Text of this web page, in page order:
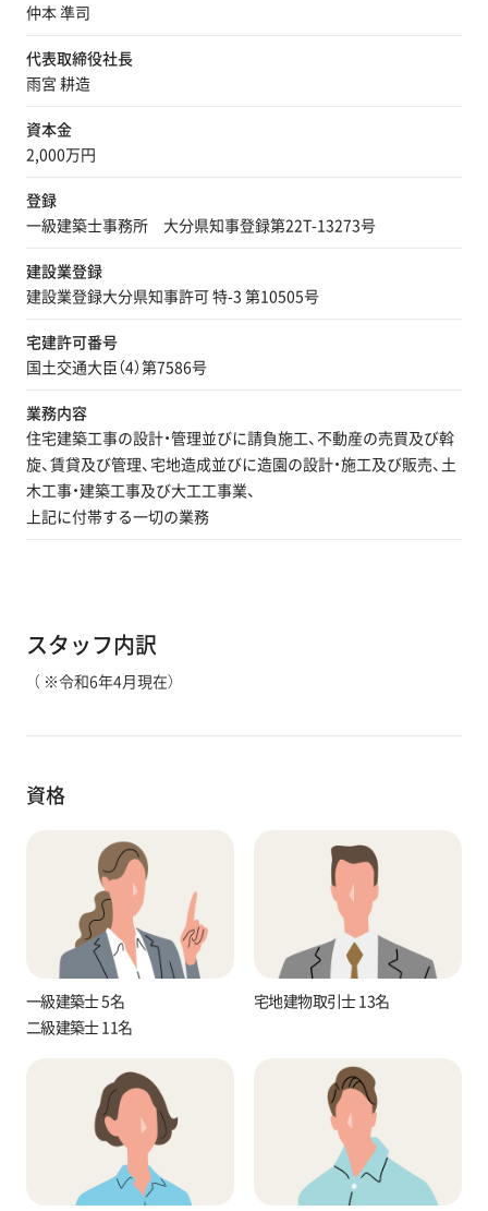
仲本 準司
代表取締役社長
雨宮 耕造
資本金
2,000万円
登録
一級建築士事務所 大分県知事登録第22T-13273号
建設業登録
建設業登録大分県知事許可 特-3 第10505号
宅建許可番号
国土交通大臣（4）第7586号
業務内容
住宅建築工事の設計・管理並びに請負施工、不動産の売買及び斡
旋、賃貸及び管理、宅地造成並びに造園の設計・施工及び販売、土
木工事・建築工事及び大工工事業、
上記に付帯する一切の業務
スタッフ内訳
（ ※令和6年4月現在）
資格
一級建築士 5名
二級建築士 11名
宅地建物取引士 13名